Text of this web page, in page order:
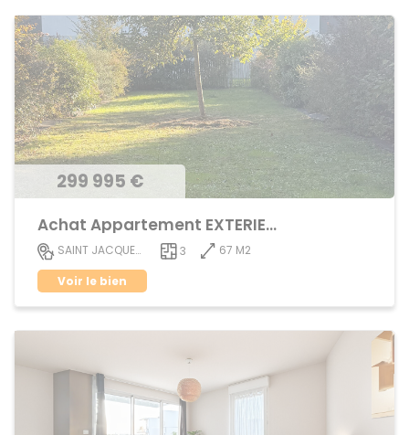
299 995 €
Achat Appartement EXTERIEUR
SAINT JACQUES DE LA LANDE 3
67 M2
Voir le bien